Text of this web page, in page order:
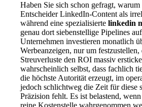
Haben Sie sich schon gefragt,
Entscheider LinkedIn-Content als
während eine spezialisiertelinkedin
genau dort siebenstellige Pipelines
Unternehmen investieren monatlich
Werbeanzeigen, nur um festzustellen,
Streuverluste den ROI massiv
wahrscheinlich selbst, dass fachlich
die höchste Autorität erzeugt, im
jedoch schlichtweg die Zeit für diese
Präzision fehlt. Es ist belastend,